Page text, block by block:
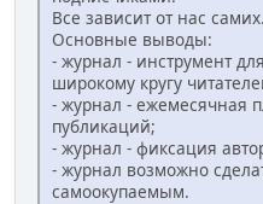
Все зависит от нас самих.
Основные выводы:
- журнал - инструмент
широкому кругу
- журнал - ежемесячная
публикаций;
- журнал - фиксация
- журнал возможно
самоокупаемым.